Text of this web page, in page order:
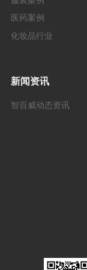
医药案例
化妆品行业
新闻资讯
智百威动态资讯